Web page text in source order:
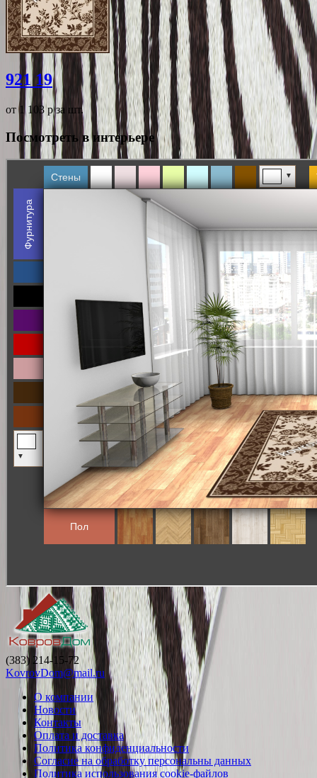
921 19
от 1 103 pза шт.
Посмотреть в интерьере
(383) 214-15-72
KovrovDom@mail.ru
О компании
Новости
Контакты
Оплата и доставка
Политика конфиденциальности
Согласие на обработку персональны данных
Политика использования cookie-файлов